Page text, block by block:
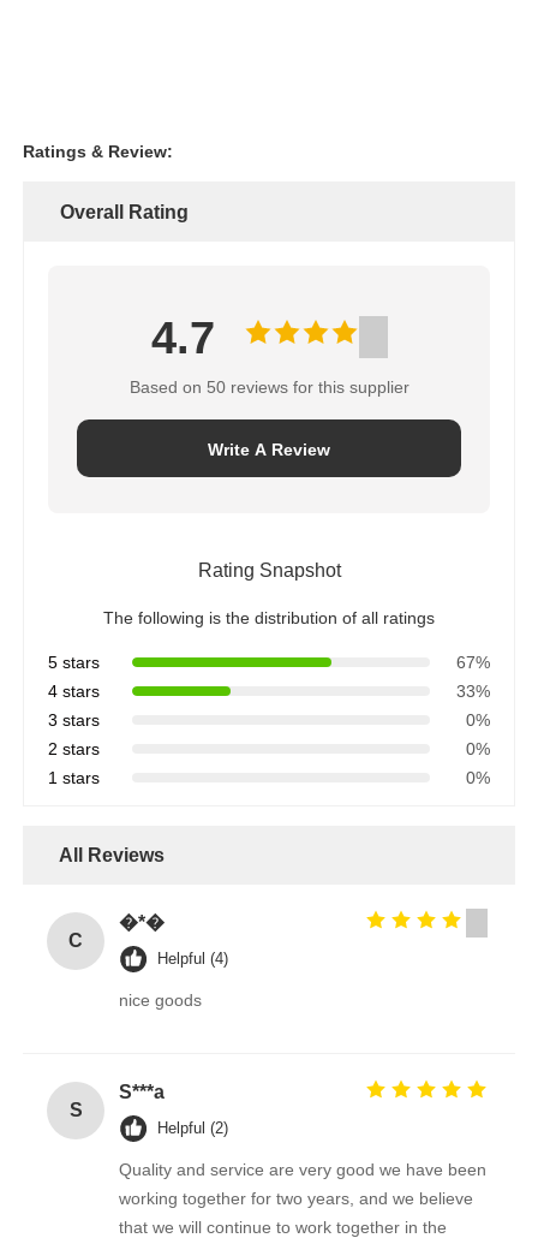
Ratings & Review:
Overall Rating
4.7
Based on 50 reviews for this supplier
Write A Review
Rating Snapshot
The following is the distribution of all ratings
5 stars
67%
4 stars
33%
3 stars
0%
2 stars
0%
1 stars
0%
All Reviews
С
�*�
Helpful (4)
nice goods
S
S***a
Helpful (2)
Quality and service are very good we have been
working together for two years, and we believe
that we will continue to work together in the